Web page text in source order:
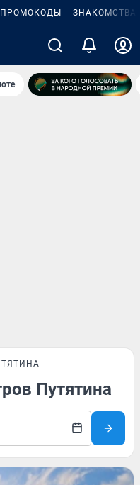
ПРОМОКОДЫ ЗНАКОМСТВА
Путятина